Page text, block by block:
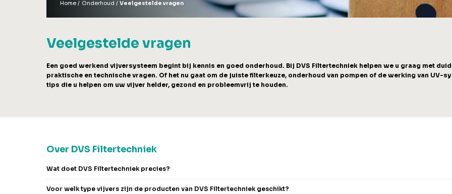
Home Onderhoud Veelgestelde vragen
Veelgestelde vragen
Een goed werkend vijversysteem begint bij kennis en goed onderhoud. Bij DVS Filtertechniek helpen we u graag met
praktische en technische vragen. Of het nu gaat om de juiste filterkeuze, onderhoud van pompen of de werking van UV-
tips die u helpen om uw vijver helder, gezond en probleemvrij te houden.
Over DVS Filtertechniek
Wat doet DVS Filtertechniek precies?
Voor welk type vijvers zijn de producten van DVS Filtertechniek geschikt?